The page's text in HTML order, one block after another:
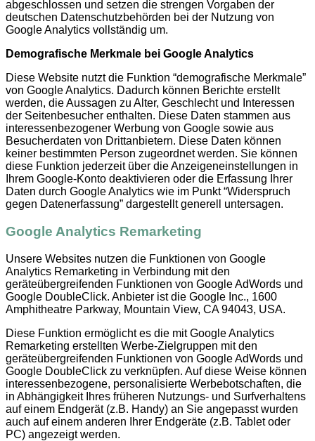
abgeschlossen und setzen die strengen Vorgaben der
deutschen Datenschutzbehörden bei der Nutzung von
Google Analytics vollständig um.
Demografische Merkmale bei Google Analytics
Diese Website nutzt die Funktion “demografische Merkmale”
von Google Analytics. Dadurch können Berichte erstellt
werden, die Aussagen zu Alter, Geschlecht und Interessen
der Seitenbesucher enthalten. Diese Daten stammen aus
interessenbezogener Werbung von Google sowie aus
Besucherdaten von Drittanbietern. Diese Daten können
keiner bestimmten Person zugeordnet werden. Sie können
diese Funktion jederzeit über die Anzeigeneinstellungen in
Ihrem Google-Konto deaktivieren oder die Erfassung Ihrer
Daten durch Google Analytics wie im Punkt “Widerspruch
gegen Datenerfassung” dargestellt generell untersagen.
Google Analytics Remarketing
Unsere Websites nutzen die Funktionen von Google
Analytics Remarketing in Verbindung mit den
geräteübergreifenden Funktionen von Google AdWords und
Google DoubleClick. Anbieter ist die Google Inc., 1600
Amphitheatre Parkway, Mountain View, CA 94043, USA.
Diese Funktion ermöglicht es die mit Google Analytics
Remarketing erstellten Werbe-Zielgruppen mit den
geräteübergreifenden Funktionen von Google AdWords und
Google DoubleClick zu verknüpfen. Auf diese Weise können
interessenbezogene, personalisierte Werbebotschaften, die
in Abhängigkeit Ihres früheren Nutzungs- und Surfverhaltens
auf einem Endgerät (z.B. Handy) an Sie angepasst wurden
auch auf einem anderen Ihrer Endgeräte (z.B. Tablet oder
PC) angezeigt werden.